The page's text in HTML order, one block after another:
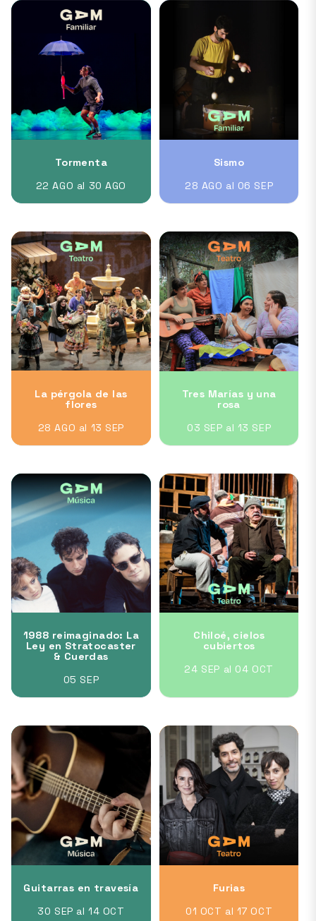
Tormenta
22 AGO al 30 AGO
Sismo
28 AGO al 06 SEP
La pérgola de las
flores
28 AGO al 13 SEP
Tres Marías y una
rosa
03 SEP al 13 SEP
1988 reimaginado: La
Ley en Stratocaster
& Cuerdas
05 SEP
Chiloé, cielos
cubiertos
24 SEP al 04 OCT
Guitarras en travesía
30 SEP al 14 OCT
Furias
01 OCT al 17 OCT